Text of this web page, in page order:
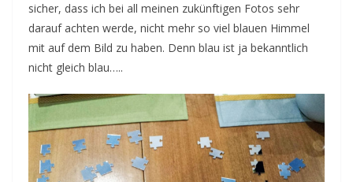
sicher, dass ich bei all meinen zukünftigen Fotos sehr
darauf achten werde, nicht mehr so viel blauen Himmel
mit auf dem Bild zu haben. Denn blau ist ja bekanntlich
nicht gleich blau…..